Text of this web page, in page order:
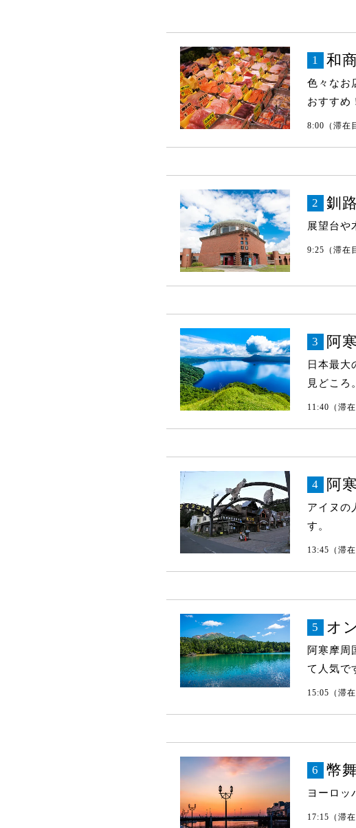
1 和
色々なお
おすすめ
8:00（滞在
2 釧
展望台や
9:25（滞在
3 阿
日本最大
見どころ。
11:40（滞
4 阿
アイヌの
す。
13:45（滞
5 オ
阿寒摩周
て人気で
15:05（滞
6 幣
ヨーロッ
17:15（滞